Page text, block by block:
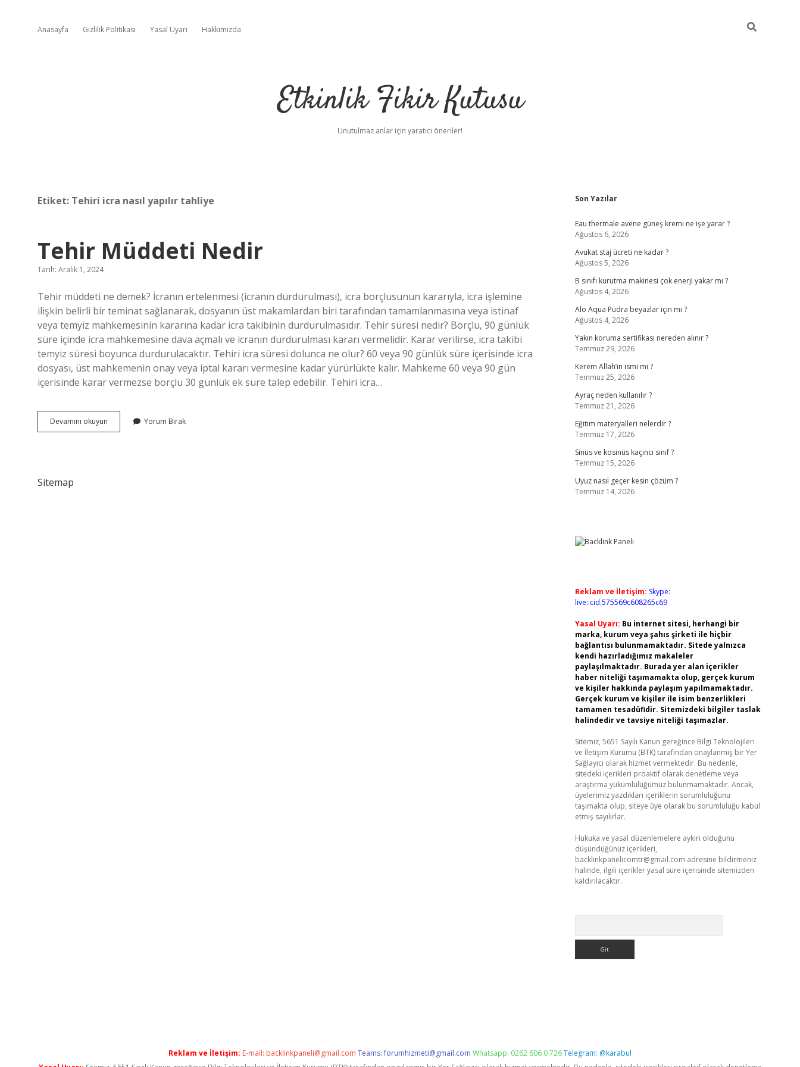
Anasayfa Gizlilik Politikası Yasal Uyarı Hakkımızda
Etkinlik Fikir Kutusu
Unutulmaz anlar için yaratıcı öneriler!
Etiket: Tehiri icra nasıl yapılır tahliye
Tehir Müddeti Nedir
Tarih: Aralık 1, 2024
Tehir müddeti ne demek? İcranın ertelenmesi (icranın durdurulması), icra borçlusunun kararıyla, icra işlemine
ilişkin belirli bir teminat sağlanarak, dosyanın üst makamlardan biri tarafından tamamlanmasına veya istinaf
veya temyiz mahkemesinin kararına kadar icra takibinin durdurulmasıdır. Tehir süresi nedir? Borçlu, 90 günlük
süre içinde icra mahkemesine dava açmalı ve icranın durdurulması kararı vermelidir. Karar verilirse, icra takibi
temyiz süresi boyunca durdurulacaktır. Tehiri icra süresi dolunca ne olur? 60 veya 90 günlük süre içerisinde icra
dosyası, üst mahkemenin onay veya iptal kararı vermesine kadar yürürlükte kalır. Mahkeme 60 veya 90 gün
içerisinde karar vermezse borçlu 30 günlük ek süre talep edebilir. Tehiri icra…
Devamını okuyun
Müddeti
Yorum Bırak
Sitemap
Sidebar
Son Yazılar
Eau thermale avene güneş kremi ne işe yarar ?
Ağustos 6, 2026
Avukat staj ücreti ne kadar ?
Ağustos 5, 2026
B sınıfı kurutma makinesi çok enerji yakar mı ?
Ağustos 4, 2026
Alo Aqua Pudra beyazlar için mi ?
Ağustos 4, 2026
Yakın koruma sertifikası nereden alınır ?
Temmuz 29, 2026
Kerem Allah’ın ismi mi ?
Temmuz 25, 2026
Ayraç neden kullanılır ?
Temmuz 21, 2026
Eğitim materyalleri nelerdir ?
Temmuz 17, 2026
Sinüs ve kosinüs kaçıncı sınıf ?
Temmuz 15, 2026
Uyuz nasıl geçer kesin çözüm ?
Temmuz 14, 2026
Reklam ve İletişim: Skype:
live:.cid.575569c608265c69
Yasal Uyarı: Bu internet sitesi, herhangi bir
marka, kurum veya şahıs şirketi ile hiçbir
bağlantısı bulunmamaktadır. Sitede yalnızca
kendi hazırladığımız makaleler
paylaşılmaktadır. Burada yer alan içerikler
haber niteliği taşımamakta olup, gerçek kurum
ve kişiler hakkında paylaşım yapılmamaktadır.
Gerçek kurum ve kişiler ile isim benzerlikleri
tamamen tesadüfidir. Sitemizdeki bilgiler taslak
halindedir ve tavsiye niteliği taşımazlar.
Sitemiz, 5651 Sayılı Kanun gereğince Bilgi Teknolojileri
ve İletişim Kurumu (BTK) tarafından onaylanmış bir Yer
Sağlayıcı olarak hizmet vermektedir. Bu nedenle,
sitedeki içerikleri proaktif olarak denetleme veya
araştırma yükümlülüğümüz bulunmamaktadır. Ancak,
üyelerimiz yazdıkları içeriklerin sorumluluğunu
taşımakta olup, siteye üye olarak bu sorumluluğu kabul
etmiş sayılırlar.
Hukuka ve yasal düzenlemelere aykırı olduğunu
düşündüğünüz içerikleri,
backlinkpanelicomtr@gmail.com adresine bildirmeniz
halinde, ilgili içerikler yasal süre içerisinde sitemizden
kaldırılacaktır.
Reklam ve İletişim: E-mail: backlinkpaneli@gmail.com Teams:forumhizmeti@gmail.com Whatsapp: 0262 606 0 726Telegram: @karabul